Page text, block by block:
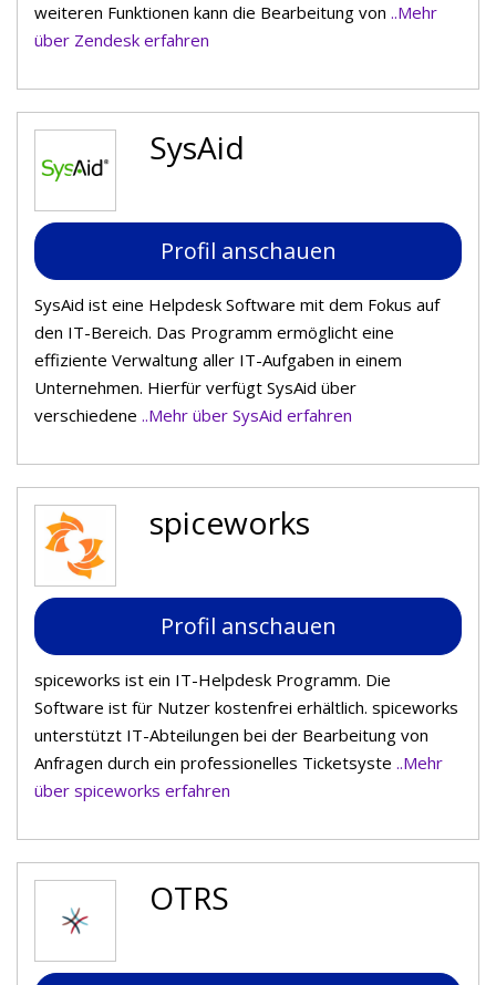
weiteren Funktionen kann die Bearbeitung von ..Mehr
über Zendesk erfahren
SysAid
Profil anschauen
SysAid ist eine Helpdesk Software mit dem Fokus auf
den IT-Bereich. Das Programm ermöglicht eine
effiziente Verwaltung aller IT-Aufgaben in einem
Unternehmen. Hierfür verfügt SysAid über
verschiedene ..Mehr über SysAid erfahren
spiceworks
Profil anschauen
spiceworks ist ein IT-Helpdesk Programm. Die
Software ist für Nutzer kostenfrei erhältlich. spiceworks
unterstützt IT-Abteilungen bei der Bearbeitung von
Anfragen durch ein professionelles Ticketsyste ..Mehr
über spiceworks erfahren
OTRS